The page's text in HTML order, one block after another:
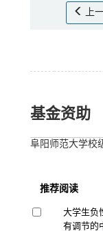
上
基金资助
阜阳师范大学校